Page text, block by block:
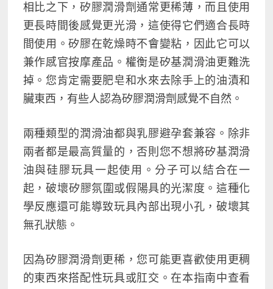
相比之下，矽膠潤滑劑通常更稀薄，而且使用
更長時間後感覺更光滑，這使得它們適合長時
間使用。矽膠在乾燥時不會變粘，因此它可以
兼作感官按摩產品。權衡是矽基潤滑油更難洗
掉。您肯定需要肥皂和水來去除手上的油漬和
臟東西，有些人認為矽膠潤滑劑感覺不自然。
兩種類型的潤滑油都與乳膠避孕套兼容。除非
兩者都是最高質量的，否則您不想將矽基潤滑
油與硅膠玩具一起使用。分子可以結合在一
起，破壞​​矽膠氛圍或假陽具的光潔度。這種化
學反應還可能導致玩具內部出現小孔，破壞其
無孔狀態。
因為矽膠潤滑劑更稀，您可能更喜歡使用更稠
的東西來搭配性玩具或肛交。在本指南中查看